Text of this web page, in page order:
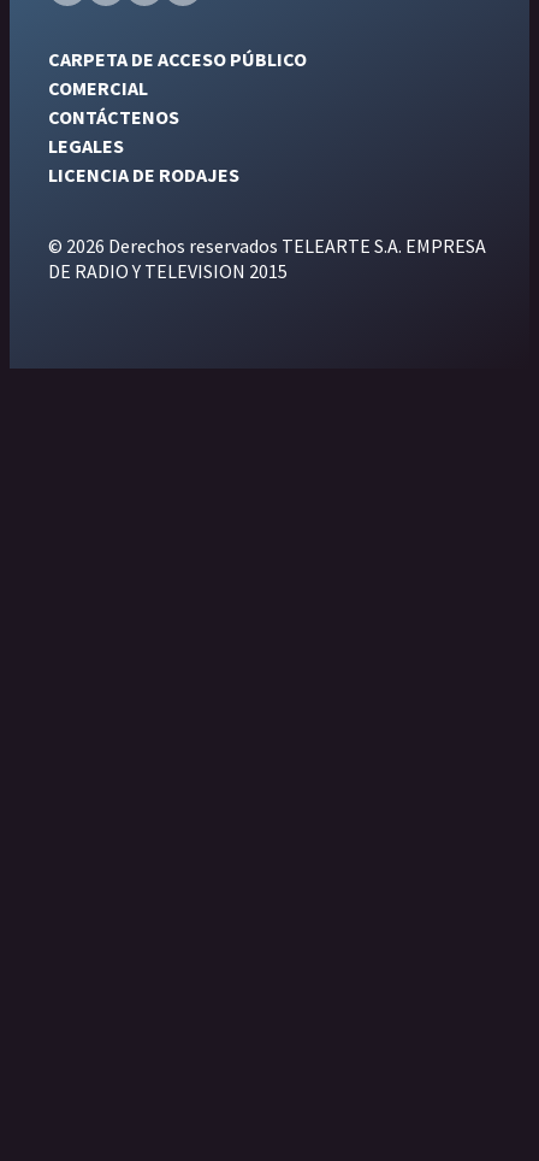
CARPETA DE ACCESO PÚBLICO
COMERCIAL
CONTÁCTENOS
LEGALES
LICENCIA DE RODAJES
© 2026 Derechos reservados TELEARTE S.A. EMPRESA
DE RADIO Y TELEVISION 2015